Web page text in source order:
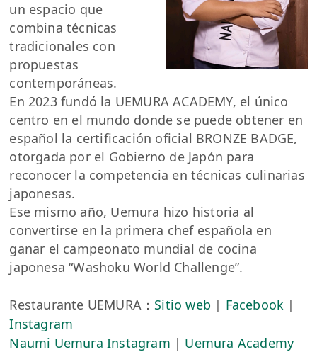
un espacio que
combina técnicas
tradicionales con
propuestas
contemporáneas.
En 2023 fundó la UEMURA ACADEMY, el único
centro en el mundo donde se puede obtener en
español la certificación oficial BRONZE BADGE,
otorgada por el Gobierno de Japón para
reconocer la competencia en técnicas culinarias
japonesas.
Ese mismo año, Uemura hizo historia al
convertirse en la primera chef española en
ganar el campeonato mundial de cocina
japonesa “Washoku World Challenge”.
Restaurante UEMURA： Sitio web | Facebook |
Instagram
Naumi Uemura Instagram | Uemura Academy